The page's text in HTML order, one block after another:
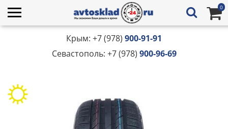
0
Крым: +7 (978) 900-91-91
Севастополь: +7 (978) 900-96-69